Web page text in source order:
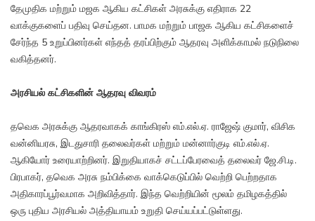
தேமுதிக மற்றும் மஜக ஆகிய கட்சிகள் அரசுக்கு எதிராக 22
வாக்குகளைப் பதிவு செய்தன. பாமக மற்றும் பாஜக ஆகிய கட்சிகளைச்
சேர்ந்த 5 உறுப்பினர்கள் எந்தத் தரப்பிற்கும் ஆதரவு அளிக்காமல் நடுநிலை
வகித்தனர்.
அரசியல் கட்சிகளின் ஆதரவு விவரம்
தவெக அரசுக்கு ஆதரவாகக் காங்கிரஸ் எம்.எல்.ஏ. ராஜேஷ் குமார், விசிக
வன்னியரசு, இடதுசாரி தலைவர்கள் மற்றும் மன்னார்குடி எம்.எல்.ஏ.
ஆகியோர் உரையாற்றினர். இறுதியாகச் சட்டப்பேரவைத் தலைவர் ஜே.சி.டி.
பிரபாகர், தவெக அரசு நம்பிக்கை வாக்கெடுப்பில் வெற்றி பெற்றதாக
அதிகாரப்பூர்வமாக அறிவித்தார். இந்த வெற்றியின் மூலம் தமிழகத்தில்
ஒரு புதிய அரசியல் அத்தியாயம் உறுதி செய்யப்பட்டுள்ளது.